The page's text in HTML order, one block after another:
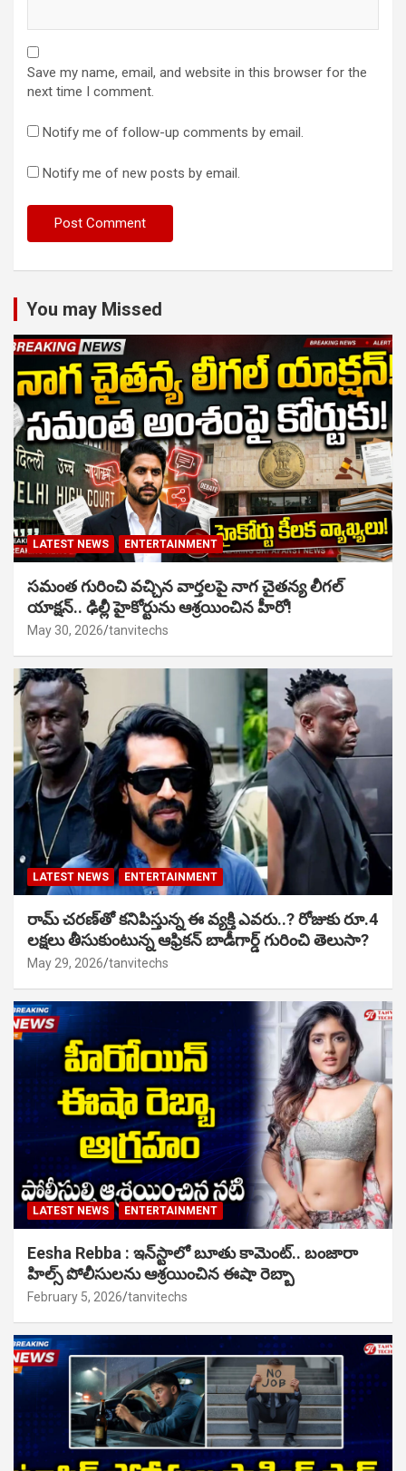
Save my name, email, and website in this browser for the
next time I comment.
Notify me of follow-up comments by email.
Notify me of new posts by email.
You may Missed
LATEST NEWS ENTERTAINMENT
సమంత గురించి వచ్చిన వార్తలపై నాగ చైతన్య లీగల్
యాక్షన్.. ఢిల్లీ హైకోర్టును ఆశ్రయించిన హీరో!
May 30, 2026 tanvitechs
LATEST NEWS ENTERTAINMENT
రామ్ చరణ్‌తో కనిపిస్తున్న ఈ వ్యక్తి ఎవరు..? రోజుకు రూ.4
లక్షలు తీసుకుంటున్న ఆఫ్రికన్ బాడీగార్డ్ గురించి తెలుసా?
May 29, 2026 tanvitechs
LATEST NEWS ENTERTAINMENT
Eesha Rebba : ఇన్‌స్టాలో బూతు కామెంట్.. బంజారా
హిల్స్ పోలీసులను ఆశ్రయించిన ఈషా రెబ్బా
February 5, 2026 tanvitechs